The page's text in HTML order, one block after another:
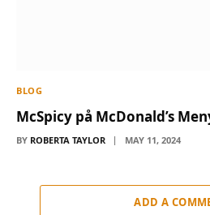
BLOG
McSpicy på McDonald’s
BY ROBERTA TAYLOR MAY 11, 2024
ADD A